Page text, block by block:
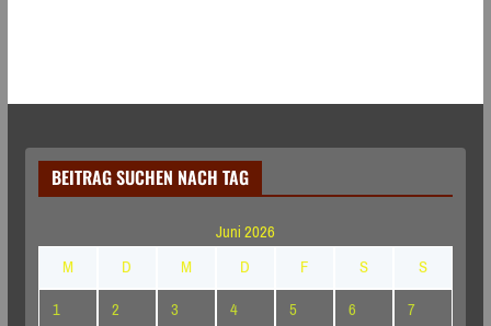
BEITRAG SUCHEN NACH TAG
Juni 2026
M
D M D F S
S
1
2 3 4 5 6
7